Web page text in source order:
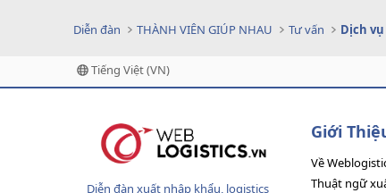
Diễn đàn THÀNH VIÊN GIÚP NHAU Tư vấn
Tiếng Việt (VN)
Diễn đàn xuất nhập khẩu, logistics
Giới
Về
Thuật ngữ